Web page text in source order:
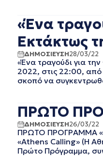
ΤΗΛΕΟΡΑΣΗ
«Ένα
Εκτάκτως
ΔΗΜΟΣΙΕΥΣΗ28/03/22
«Ένα τραγούδι για
2022, στις 22:00, από
σκοπό να
ΠΡΩΤΟ
ΔΗΜΟΣΙΕΥΣΗ26/03/22
ΠΡΩΤΟ ΠΡΟΓΡΑΜΜΑ
«Athens Calling» (Η
Πρώτο Πρόγραμμα,